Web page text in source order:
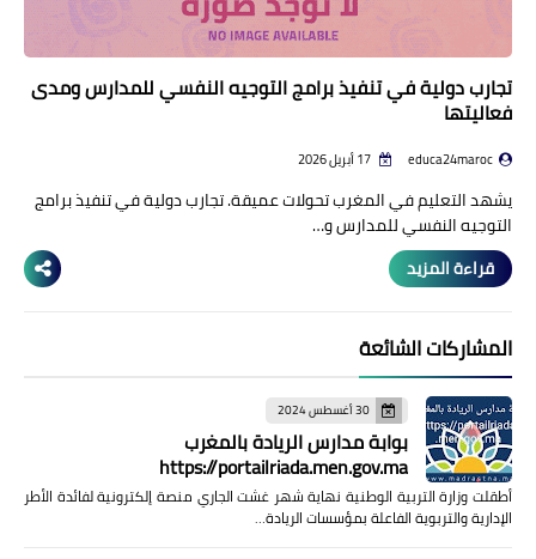
الشؤون الاجتماعية لأسرة
التعليم
تجارب دولية في تنفيذ برامج التوجيه النفسي للمدارس ومدى
فعاليتها
educa24maroc
يشهد التعليم في المغرب تحولات عميقة. تجارب دولية في تنفيذ برامج
التوجيه النفسي للمدارس و…
قراءة المزيد
المشاركات الشائعة
30 أغسطس 2024
بوابة مدارس الريادة بالمغرب
https://portailriada.men.gov.ma
أطقلت وزارة التربية الوطنية نهاية شهر غشت الجاري منصة إلكترونية لفائدة الأطر
الإدارية والتربوية الفاعلة بمؤسسات الريادة…